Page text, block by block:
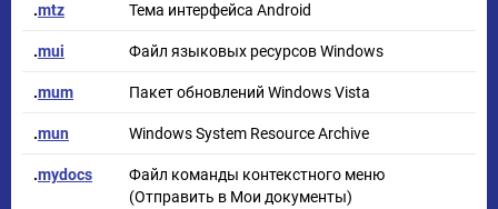
.mtz Тема интерфейса Android
.mui Файл языковых ресурсов Windows
.mum Пакет обновлений Windows Vista
.mun Windows System Resource Archive
.mydocs
Файл команды контекстного меню
(Отправить в Мои документы)